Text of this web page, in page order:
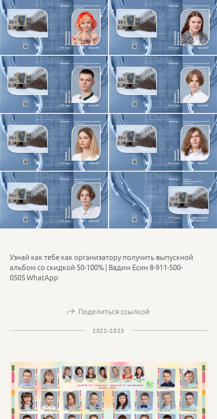
Узнай как тебе как организатору получить выпускной
альбом со скидкой 50-100% | Вадим Есин 8-911-500-
0505 WhatApp
Поделиться ссылкой
2022-2023